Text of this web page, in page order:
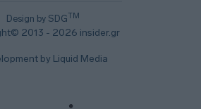
Design by SDGTM
2013 - 2026 insider.gr
by Liquid Media